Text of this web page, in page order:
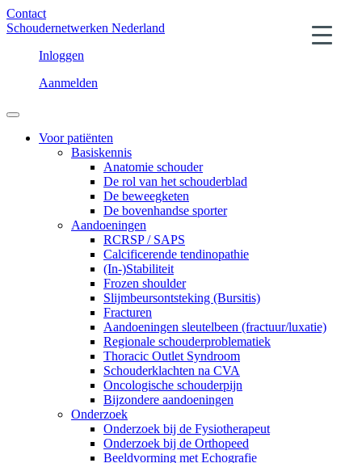
Contact
Schoudernetwerken Nederland
Inloggen
Aanmelden
Voor patiënten
Basiskennis
Anatomie schouder
De rol van het schouderblad
De beweegketen
De bovenhandse sporter
Aandoeningen
RCRSP / SAPS
Calcificerende tendinopathie
(In-)Stabiliteit
Frozen shoulder
Slijmbeursontsteking (Bursitis)
Fracturen
Aandoeningen sleutelbeen (fractuur/luxatie)
Regionale schouderproblematiek
Thoracic Outlet Syndroom
Schouderklachten na CVA
Oncologische schouderpijn
Bijzondere aandoeningen
Onderzoek
Onderzoek bij de Fysiotherapeut
Onderzoek bij de Orthopeed
Beeldvorming met Echografie